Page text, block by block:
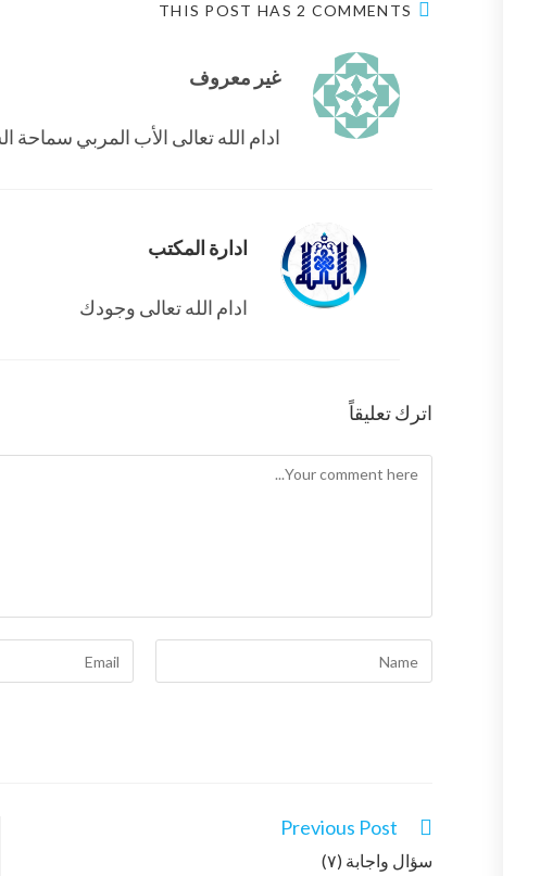
THIS POST HAS 2 COMMENTS
غير معروف
ادام الله تعالى الأب المربي
ادارة المكتب
ادام الله تعالى وجودك
اترك تعليقاً
Previous Post
سؤال واجابة (٧)